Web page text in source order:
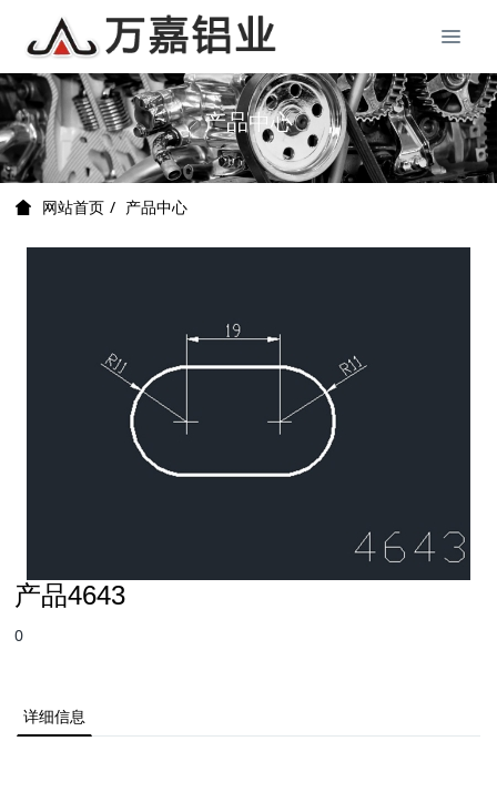
产品中心
网站首页 产品中心
产品4643
0
详细信息